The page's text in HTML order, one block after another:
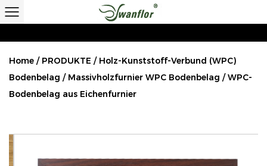
Home / PRODUKTE / Holz-Kunststoff-Verbund (WPC)
Bodenbelag / Massivholzfurnier WPC Bodenbelag /WPC-
Bodenbelag aus Eichenfurnier